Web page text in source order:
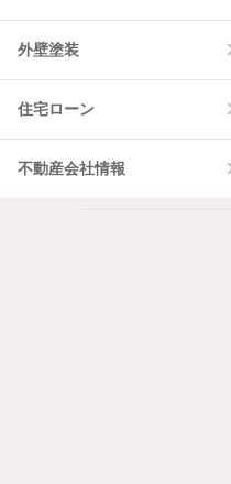
外壁塗装
住宅ローン
不動産会社情報